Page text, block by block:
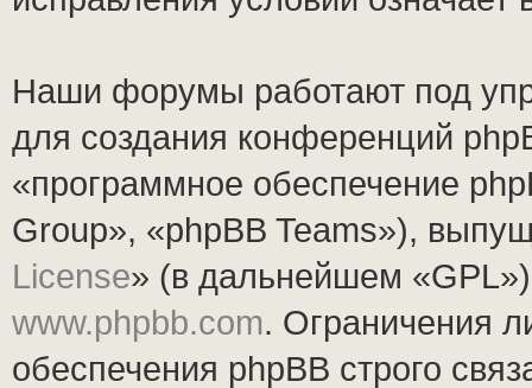
Наши форумы работают под
для создания конференций
«программное обеспечение
Group», «phpBB Teams»),
License» (в дальнейшем
www.phpbb.com. Ограничения
обеспечения phpBB строго